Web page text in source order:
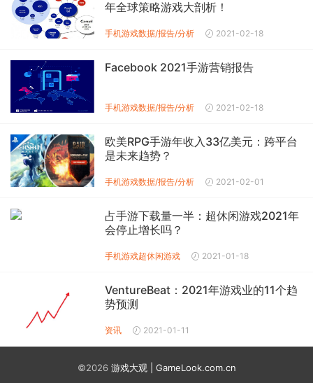
年全球策略游戏大剖析！
手机游戏数据/报告/分析 2021-02-18
Facebook 2021手游营销报告
手机游戏数据/报告/分析 2021-02-18
欧美RPG手游年收入33亿美元：跨平台
是未来趋势？
手机游戏数据/报告/分析 2021-02-01
占手游下载量一半：超休闲游戏2021年
会停止增长吗？
手机游戏超休闲游戏 2021-01-18
VentureBeat：2021年游戏业的11个趋
势预测
资讯 2021-01-11
©2026 游戏大观 | GameLook.com.cn